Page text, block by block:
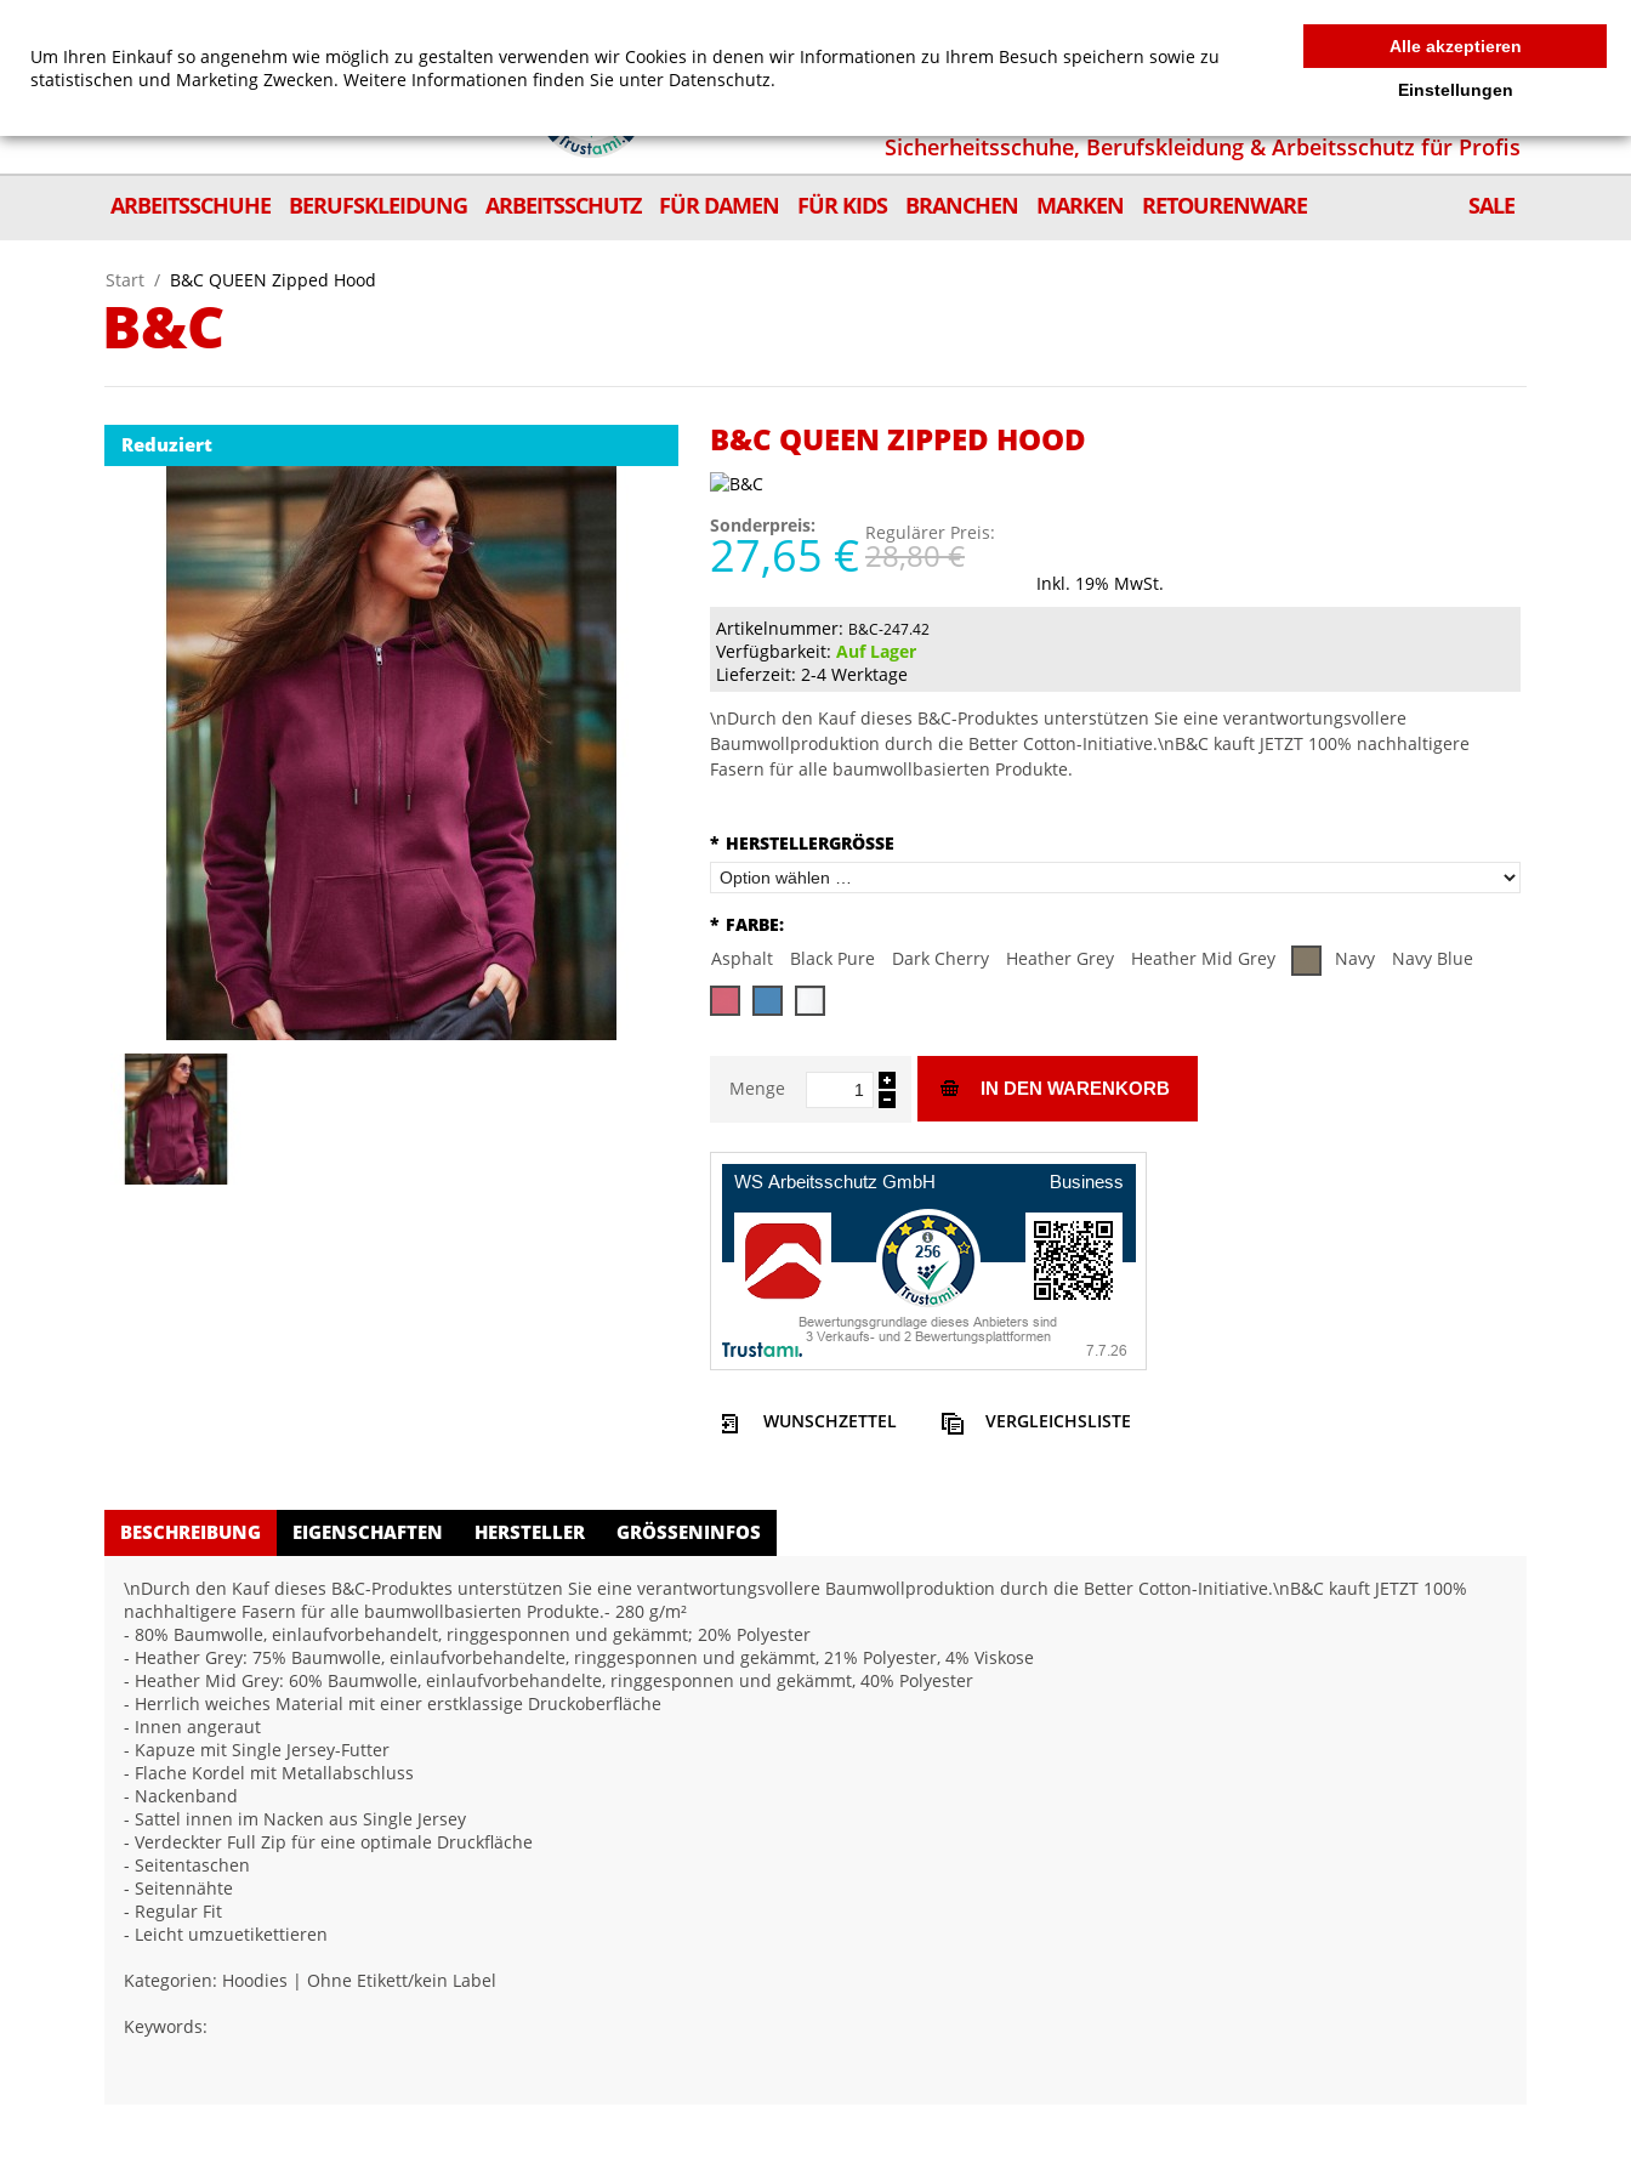
MEIN WARENKORB 0
Sicherheitsschuhe, Berufskleidung & Arbeitsschutz für Profis
ARBEITSSCHUHE
BERUFSKLEIDUNG ARBEITSSCHUTZ FÜR DAMEN FÜR KIDS BRANCHEN MARKEN RETOURENWARE SALE
Start / B&C QUEEN Zipped Hood
B&C
Reduziert B&C QUEEN ZIPPED HOOD
Sonderpreis:
27,65 € Regulärer Preis:
28,80 €
Inkl. 19% MwSt.
Artikelnummer: B&C-247.42
Verfügbarkeit: Auf Lager
Lieferzeit: 2-4 Werktage
\nDurch den Kauf dieses B&C-Produktes unterstützen Sie eine verantwortungsvollere
Baumwollproduktion durch die Better Cotton-Initiative.\nB&C kauft JETZT 100% nachhaltigere
Fasern für alle baumwollbasierten Produkte.
* HERSTELLERGRÖSSE
* FARBE:
Asphalt
Black Pure Dark Cherry Heather Grey Heather Mid Grey Navy Navy Blue
Menge IN DEN WARENKORB
WUNSCHZETTEL VERGLEICHSLISTE
BESCHREIBUNG EIGENSCHAFTEN HERSTELLER GRÖSSENINFOS
\nDurch den Kauf dieses B&C-Produktes unterstützen Sie eine verantwortungsvollere Baumwollproduktion durch die Better Cotton-Initiative.\nB&C kauft JETZT 100%
nachhaltigere Fasern für alle baumwollbasierten Produkte.- 280 g/m²
- 80% Baumwolle, einlaufvorbehandelt, ringgesponnen und gekämmt; 20% Polyester
- Heather Grey: 75% Baumwolle, einlaufvorbehandelte, ringgesponnen und gekämmt, 21% Polyester, 4% Viskose
- Heather Mid Grey: 60% Baumwolle, einlaufvorbehandelte, ringgesponnen und gekämmt, 40% Polyester
- Herrlich weiches Material mit einer erstklassige Druckoberfläche
- Innen angeraut
- Kapuze mit Single Jersey-Futter
- Flache Kordel mit Metallabschluss
- Nackenband
- Sattel innen im Nacken aus Single Jersey
- Verdeckter Full Zip für eine optimale Druckfläche
- Seitentaschen
- Seitennähte
- Regular Fit
- Leicht umzuetikettieren
Kategorien: Hoodies | Ohne Etikett/kein Label
Keywords:
Um Ihren Einkauf so angenehm wie möglich zu gestalten verwenden wir Cookies in denen wir Informationen zu Ihrem Besuch speichern sowie zu
statistischen und Marketing Zwecken. Weitere Informationen finden Sie unter Datenschutz.
Alle akzeptieren
Einstellungen